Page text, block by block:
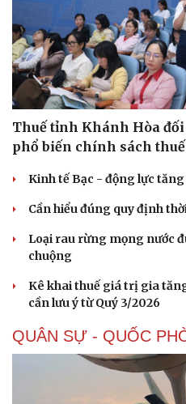
Sức khỏe
Dinh dưỡng - món ngon
Cây thuốc
Sản phụ khoa
Nhi khoa
Nam khoa
Làm đẹp - giảm cân
Phòng mạch online
Ăn sạch sống khỏe
Thuế tỉnh Khánh Hòa
phổ biến chính sách
Kinh tế Bạc - động lực
Cần hiểu đúng quy định
Loại rau rừng mọng nước
chuộng
Kê khai thuế giá trị gia
cần lưu ý từ Quý 3/2026
QUÂN SỰ - QUỐC